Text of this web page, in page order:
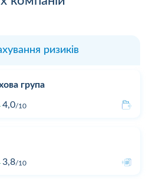
ризиків
група
4,0 10
3,8 10